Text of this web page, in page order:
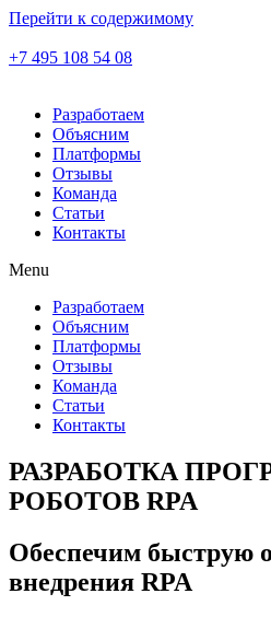
Перейти к содержимому
+7 495 108 54 08
Разработаем
Объясним
Платформы
Отзывы
Команда
Статьи
Контакты
Menu
Разработаем
Объясним
Платформы
Отзывы
Команда
Статьи
Контакты
РАЗРАБОТКА
РОБОТОВ RPA
Обеспечим быструю
внедрения RPA